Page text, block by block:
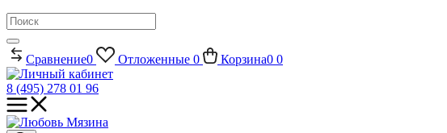
Сравнение0 Отложенные 0 Корзина0 0
8 (495) 278 01 96